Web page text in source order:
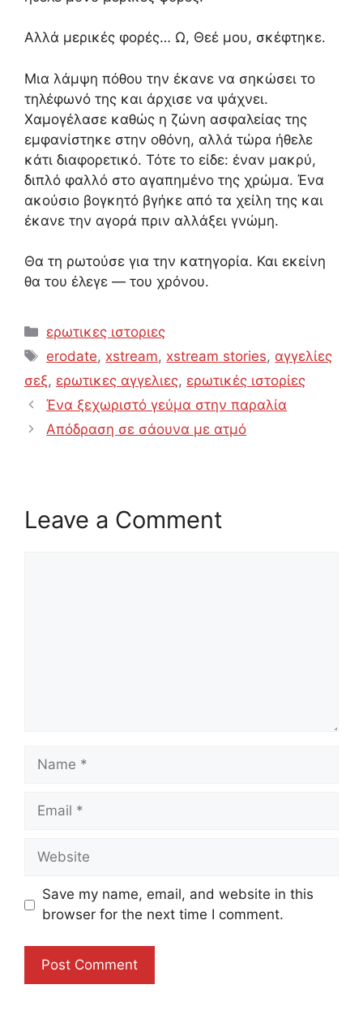
Αλλά μερικές φορές… Ω, Θεέ μου, σκέφτηκε.
Μια λάμψη πόθου την έκανε να σηκώσει το
τηλέφωνό της και άρχισε να ψάχνει.
Χαμογέλασε καθώς η ζώνη ασφαλείας της
εμφανίστηκε στην οθόνη, αλλά τώρα ήθελε
κάτι διαφορετικό. Τότε το είδε: έναν μακρύ,
διπλό φαλλό στο αγαπημένο της χρώμα. Ένα
ακούσιο βογκητό βγήκε από τα χείλη της και
έκανε την αγορά πριν αλλάξει γνώμη.
Θα τη ρωτούσε για την κατηγορία. Και εκείνη
θα του έλεγε — του χρόνου.
Categories
ερωτικες ιστοριες
Tags
erodate, xstream, xstream stories, αγγελίες
σεξ, ερωτικες αγγελιες, ερωτικές ιστορίες
Ένα ξεχωριστό γεύμα στην παραλία
Απόδραση σε σάουνα με ατμό
Leave a Comment
Name
Email
Website
Save my name, email, and website in this
browser for the next time I comment.